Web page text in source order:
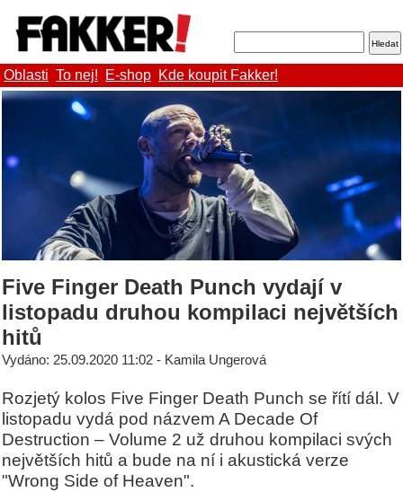
Oblasti To nej! E-shop Kde koupit Fakker!
Five Finger Death Punch vydají v
listopadu druhou kompilaci největších
hitů
Vydáno: 25.09.2020 11:02 - Kamila Ungerová
Rozjetý kolos Five Finger Death Punch se řítí dál. V
listopadu vydá pod názvem A Decade Of
Destruction – Volume 2 už druhou kompilaci svých
největších hitů a bude na ní i akustická verze
"Wrong Side of Heaven".